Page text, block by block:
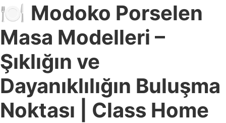
🍽️ Modoko Porselen
Masa Modelleri –
Şıklığın ve
Dayanıklılığın Buluşma
Noktası | Class Home